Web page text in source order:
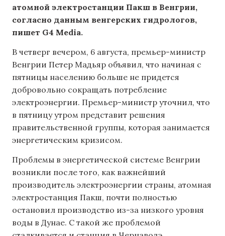
атомной электростанции Пакш в Венгрии,
согласно данным венгерских гидрологов,
пишет G4 Media.
В четверг вечером, 6 августа, премьер-министр
Венгрии Петер Мадьяр объявил, что начиная с
пятницы населению больше не придется
добровольно сокращать потребление
электроэнергии. Премьер-министр уточнил, что
в пятницу утром представит решения
правительственной группы, которая занимается
энергетическим кризисом.
Проблемы в энергетической системе Венгрии
возникли после того, как важнейший
производитель электроэнергии страны, атомная
электростанция Пакш, почти полностью
остановил производство из-за низкого уровня
воды в Дунае. С такой же проблемой